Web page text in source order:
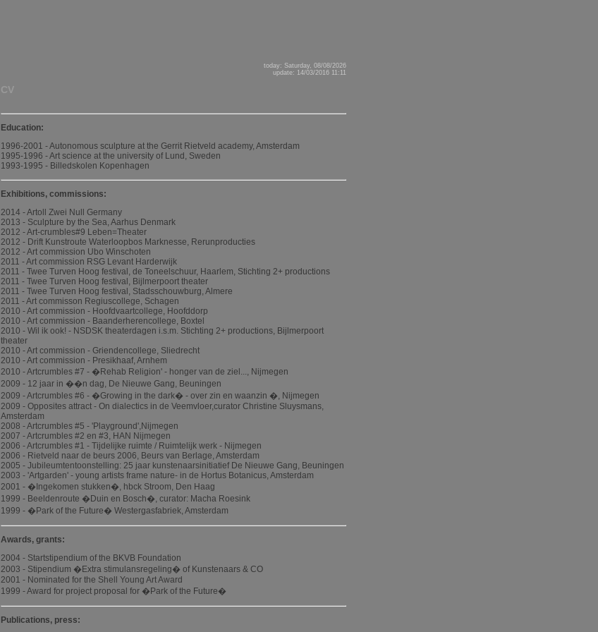
CV
today: Saturday, 08/08/2026
update: 14/03/2016 11:11
Education:
1996-2001 - Autonomous sculpture at the Gerrit Rietveld academy, Amsterdam
1995-1996 - Art science at the university of Lund, Sweden
1993-1995 - Billedskolen Kopenhagen
Exhibitions, commissions:
2014 - Artoll Zwei Null Germany
2013 - Sculpture by the Sea, Aarhus Denmark
2012 - Art-crumbles#9 Leben=Theater
2012 - Drift Kunstroute Waterloopbos Marknesse, Rerunproducties
2012 - Art commission Ubo Winschoten
2011 - Art commission RSG Levant Harderwijk
2011 - Twee Turven Hoog festival, de Toneelschuur, Haarlem, Stichting 2+ productions
2011 - Twee Turven Hoog festival, Bijlmerpoort theater
2011 - Twee Turven Hoog festival, Stadsschouwburg, Almere
2011 - Art commisson Regiuscollege, Schagen
2010 - Art commission - Hoofdvaartcollege, Hoofddorp
2010 - Art commission - Baanderherencollege, Boxtel
2010 - Wil ik ook! - NSDSK theaterdagen i.s.m. Stichting 2+ productions, Bijlmerpoort
theater
2010 - Art commission - Griendencollege, Sliedrecht
2010 - Art commission - Presikhaaf, Arnhem
2010 - Artcrumbles #7 - �Rehab Religion' - honger van de ziel..., Nijmegen
2009 - 12 jaar in ��n dag, De Nieuwe Gang, Beuningen
2009 - Artcrumbles #6 - �Growing in the dark� - over zin en waanzin �, Nijmegen
2009 - Opposites attract - On dialectics in de Veemvloer,curator Christine Sluysmans,
Amsterdam
2008 - Artcrumbles #5 - 'Playground',Nijmegen
2007 - Artcrumbles #2 en #3, HAN Nijmegen
2006 - Artcrumbles #1 - Tijdelijke ruimte / Ruimtelijk werk - Nijmegen
2006 - Rietveld naar de beurs 2006, Beurs van Berlage, Amsterdam
2005 - Jubileumtentoonstelling: 25 jaar kunstenaarsinitiatief De Nieuwe Gang, Beuningen
2003 - 'Artgarden' - young artists frame nature- in de Hortus Botanicus, Amsterdam
2001 - �Ingekomen stukken�, hbck Stroom, Den Haag
1999 - Beeldenroute �Duin en Bosch�, curator: Macha Roesink
1999 - �Park of the Future� Westergasfabriek, Amsterdam
Awards, grants:
2004 - Startstipendium of the BKVB Foundation
2003 - Stipendium �Extra stimulansregeling� of Kunstenaars & CO
2001 - Nominated for the Shell Young Art Award
1999 - Award for project proposal for �Park of the Future�
Publications, press: